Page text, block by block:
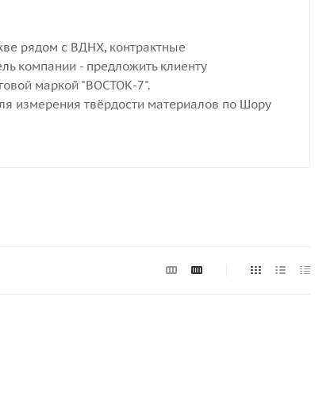
рядом с ВДНХ, контрактные
компании - предложить клиенту
маркой "ВОСТОК-7".
измерения твёрдости материалов по Шору